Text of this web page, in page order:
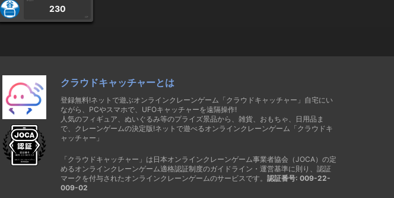
230
CP
クラウドキャッチャーとは
登録無料!ネットで遊ぶオンラインクレーンゲーム「クラウドキャッチャー」自宅にい
ながら、PCやスマホで、UFOキャッチャーを遠隔操作!
人気のフィギュア、ぬいぐるみ等のプライズ景品から、雑貨、おもちゃ、日用品ま
で、クレーンゲームの決定版!ネットで遊べるオンラインクレーンゲーム「クラウドキ
ャッチャー」
「クラウドキャッチャー」は日本オンラインクレーンゲーム事業者協会（JOCA）の定
めるオンラインクレーンゲーム適格認証制度のガイドライン・運営基準に則り、認証
マークを付与されたオンラインクレーンゲームのサービスです。 認証番号: 009-22-
009-02